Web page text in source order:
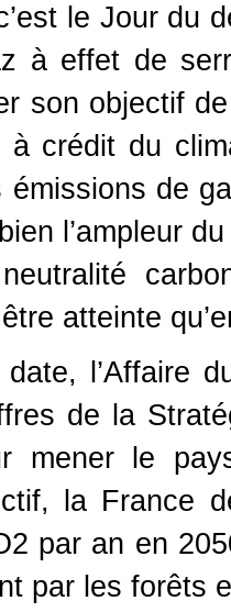
le Jour du
à effet de
son objectif
à crédit du
émissions de
l’ampleur
atteinte
l’Affaire
de la
mener le
la France
par an en
par les forêts